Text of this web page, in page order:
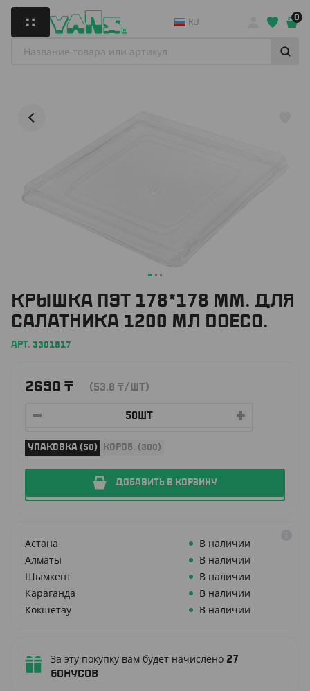
RU 0
КРЫШКА ПЭТ 178*178 ММ. ДЛЯ
САЛАТНИКА 1200 МЛ DOECO.
АРТ. 3301817
2690 ₸ (53.8 ₸/ШТ)
УПАКОВКА (50) КОРОБ. (300)
ДОБАВИТЬ В КОРЗИНУ
Астана
В наличии
Алматы
В наличии
Шымкент
В наличии
Караганда
В наличии
Кокшетау
В наличии
За эту покупку вам будет начислено 27
бонусов